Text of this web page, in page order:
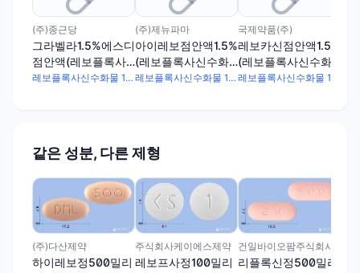
(주)종근당
그라벨라1.5%에스디
점안액(레보플록사
신수화물)(1회용)
레보플록사신수화물 15mg
(주)제뉴파마
아이레보점안액1.5%
(레보플록사신수화
물)
레보플록사신수화물 15mg
국제약품(주)
레보카신점안액1.5%
(레보플록사신수화
물)(1회용)
같은 성분, 다른 제형
(주)다산제약
하이레보정500밀리
주식회사케이에스제약
레보프사정100밀리
건일바이오팜주식회사
리플록신정500밀리